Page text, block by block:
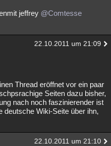
jeffrey @Comtesse
22.10.2011 um 21:09
Thread eröffnet vor ein paar
Seiten dazu bisher,
nach noch faszinierender ist
deutsche Wiki-Seite über ihn,
22.10.2011 um 21:10